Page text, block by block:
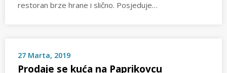
restoran brze hrane i slično. Posjeduje…
27 Marta, 2019
Prodaje se kuća na Paprikovcu